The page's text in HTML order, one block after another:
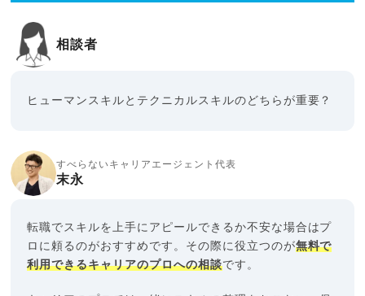
相談者
ヒューマンスキルとテクニカルスキルのどちらが重要？
すべらないキャリアエージェント代表
末永
転職でスキルを上手にアピールできるか不安な場合はプ
ロに頼るのがおすすめです。その際に役立つのが無料で
利用できるキャリアのプロへの相談です。